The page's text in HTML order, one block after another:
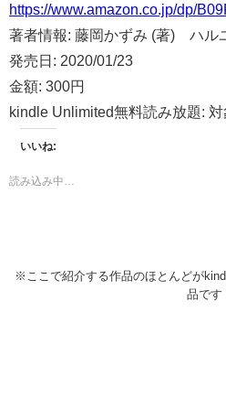
https://www.amazon.co.jp/dp/
著者情報: 藤岡かずみ (著) ハル
発売日: 2020/01/23
金額: 300円
kindle Unlimited無料読み放題: 対
いいね:
読み込み中…
※ここで紹介する作品のほとんどが
品です